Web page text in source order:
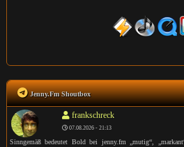
Jenny.Fm Shoutbox
frankschreck
07.08.2026 - 21:13
Sinngemäß bedeutet Bold bei jenny.fm „mutig“,